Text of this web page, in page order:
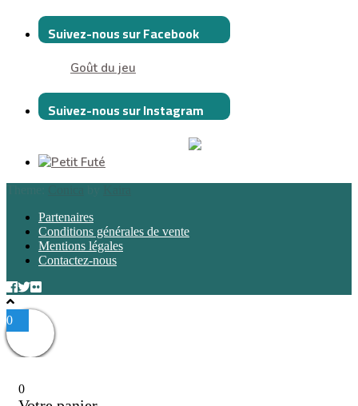
Suivez-nous sur Facebook
Goût du jeu
Suivez-nous sur Instagram
Partenaires
Conditions générales de vente
Mentions légales
Contactez-nous
0
0